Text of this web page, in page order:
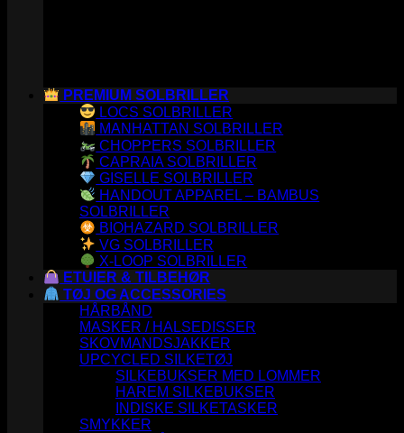
PREMIUM SOLBRILLER
LOCS SOLBRILLER
MANHATTAN SOLBRILLER
CHOPPERS SOLBRILLER
CAPRAIA SOLBRILLER
GISELLE SOLBRILLER
HANDOUT APPAREL – BAMBUS
SOLBRILLER
BIOHAZARD SOLBRILLER
VG SOLBRILLER
X-LOOP SOLBRILLER
ETUIER & TILBEHØR
TØJ OG ACCESSORIES
HÅRBÅND
MASKER / HALSEDISSER
SKOVMANDSJAKKER
UPCYCLED SILKETØJ
SILKEBUKSER MED LOMMER
HAREM SILKEBUKSER
INDISKE SILKETASKER
SMYKKER